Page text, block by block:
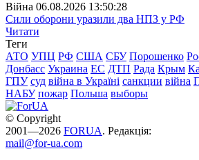
Війна 06.08.2026 13:50:28
Сили оборони уразили два НПЗ у РФ
Читати
Теги
АТО УПЦ РФ США СБУ Порошенко
Донбасс Украина ЕС ДТП Рада Крым
ГПУ суд війна в Україні санкции війна
НАБУ пожар Польша выборы
© Copyright
2001—2026 FORUA. Редакція:
mail@for-ua.com